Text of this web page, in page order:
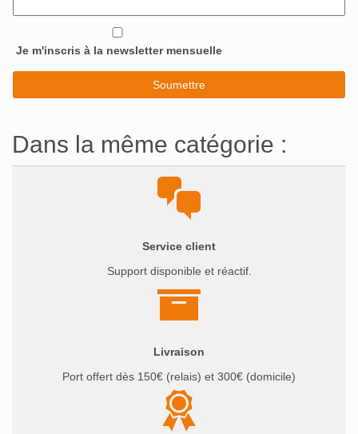
Je m'inscris à la newsletter mensuelle
Dans la même catégorie :
Service client
Support disponible et réactif.
Livraison
Port offert dès 150€ (relais) et 300€ (domicile)